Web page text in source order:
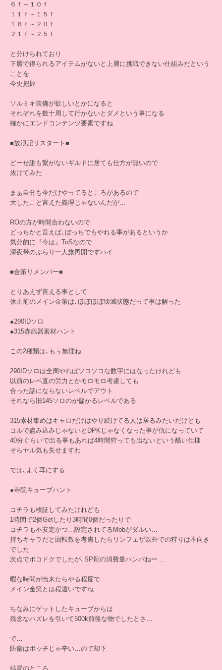
６ｆ～１０ｆ
１１ｆ～１５ｆ
１６ｆ～２０ｆ
２１ｆ～２５ｆ
と分けられており
下層で得られるアイテムがないと上層に挑戦できない仕組みだという
ことを
今更把握
ソルミキ装備が欲しいとかになると
それぞれを数十周して行かないとダメという事になる
確かにエンドコンテンツ要素ですね
■放浪記リスタート■
どーせ誰も繋がないギルドに居ても仕方が無いので
抜けてみた
まぁ自分も今だけやってるところがあるので
大したこと言えた義理じゃないんだが…
ROの方が時間合わないので
どっちかと言えば､ぼっちでもやれる事があるというか
気分的に『今は』ToSなので
深夜帯のぶらり一人旅再開ですハイ
■金策リメンバー■
とりあえず言える事として
休止前のメイン金策は､ほぼほぼ壊滅状態だって事は解った
●290IDソロ
●315赤武器素材ハント
この2種類は､もぅ無理ね
290IDソロは全周やればソコソコな数字にはなったけれども
以前のレベ直の労力とかモロモロ考慮しても
合った話にならないレベルでアウト
それなら旧145ソロのが儲かるレベルである
315素材集めはキャロだけはやり続けてる人は居るみたいだけども
コルで盗み込みじゃないとDPKじゃなくなった事が仇になっていて
40分ぐらいで出る事もあれば4時間狩っても出ないという酷い仕様
そらヤル気も失せますわ
では､よく耳にする
●寺院キューブハント
コチラも検証してみたけれども
1時間で2個Getしたり3時間0個だったりで
コチラも不安定かつ…設定されてるMobがダルい…
持ちキャラだと回転数を考慮したらリンフェザ以外での狩りは不向き
でした
次点でボコドクでしたが､SP剤の消費量ハンパねー…
暇な時間が出来たらやる程度で
メイン金策とは程遠いですね
ちなみにゲットしたキューブからは
残念なハズレを引いて500k前後な物でしたとさ…
で…
防衛はボッチじゃ辛い…ので却下
結局のところ